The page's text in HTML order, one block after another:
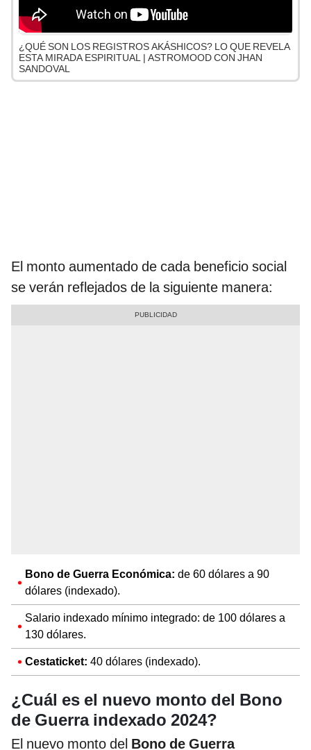
¿QUÉ SON LOS REGISTROS AKÁSHICOS? LO QUE REVELA
ESTA MIRADA ESPIRITUAL | ASTROMOOD CON JHAN
SANDOVAL
El monto aumentado de cada beneficio social
se verán reflejados de la siguiente manera:
Bono de Guerra Económica: de 60 dólares a 90
dólares (indexado).
Salario indexado mínimo integrado: de 100 dólares a
130 dólares.
Cestaticket: 40 dólares (indexado).
¿Cuál es el nuevo monto del Bono
de Guerra indexado 2024?
El nuevo monto del Bono de Guerra